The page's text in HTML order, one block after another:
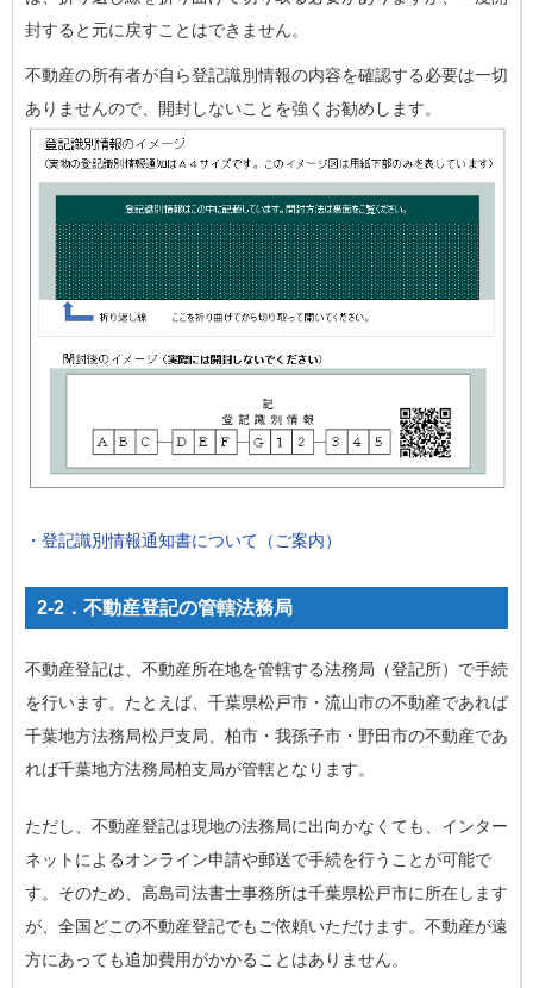
封すると元に戻すことはできません。
不動産の所有者が自ら登記識別情報の内容を確認する必要は一切
ありませんので、開封しないことを強くお勧めします。
・登記識別情報通知書について（ご案内）
2-2．不動産登記の管轄法務局
不動産登記は、不動産所在地を管轄する法務局（登記所）で手続
を行います。たとえば、千葉県松戸市・流山市の不動産であれば
千葉地方法務局松戸支局、柏市・我孫子市・野田市の不動産であ
れば千葉地方法務局柏支局が管轄となります。
ただし、不動産登記は現地の法務局に出向かなくても、インター
ネットによるオンライン申請や郵送で手続を行うことが可能で
す。そのため、高島司法書士事務所は千葉県松戸市に所在します
が、全国どこの不動産登記でもご依頼いただけます。不動産が遠
方にあっても追加費用がかかることはありません。